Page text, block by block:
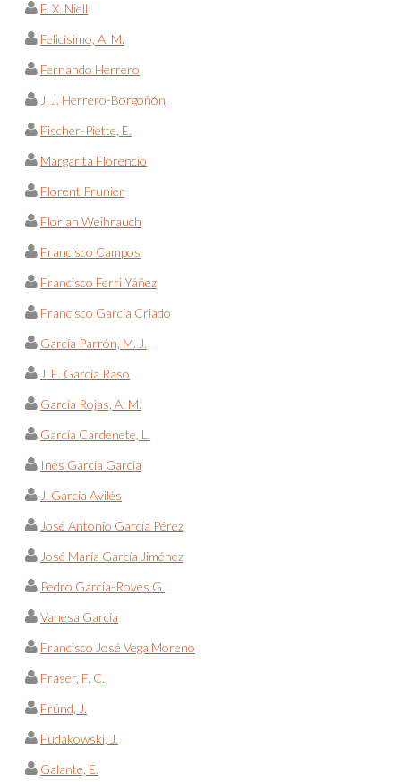
F. X. Niell
Felicísimo, A. M.
Fernando Herrero
J. J. Herrero-Borgoñón
Fischer-Piette, E.
Margarita Florencio
Florent Prunier
Florian Weihrauch
Francisco Campos
Francisco Ferri Yáñez
Francisco García Criado
García Parrón, M. J.
J. E. García Raso
García Rojas, A. M.
García Cardenete, L.
Inés García García
J. García Avilés
José Antonio García Pérez
José María García Jiménez
Pedro García-Roves G.
Vanesa García
Francisco José Vega Moreno
Fraser, F. C.
Fründ, J.
Fudakowski, J.
Galante, E.